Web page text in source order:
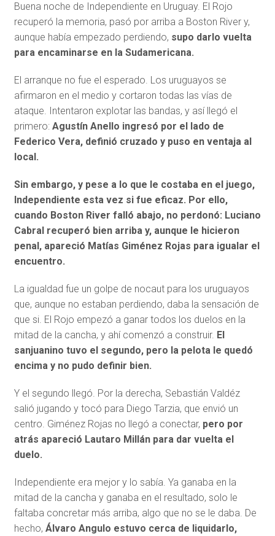
Buena noche de Independiente en Uruguay. El Rojo
recuperó la memoria, pasó por arriba a Boston River y,
aunque había empezado perdiendo, supo darlo vuelta
para encaminarse en la Sudamericana.
El arranque no fue el esperado. Los uruguayos se
afirmaron en el medio y cortaron todas las vías de
ataque. Intentaron explotar las bandas, y así llegó el
primero: Agustín Anello ingresó por el lado de
Federico Vera, definió cruzado y puso en ventaja al
local.
Sin embargo, y pese a lo que le costaba en el juego,
Independiente esta vez si fue eficaz. Por ello,
cuando Boston River falló abajo, no perdonó: Luciano
Cabral recuperó bien arriba y, aunque le hicieron
penal, apareció Matías Giménez Rojas para igualar el
encuentro.
La igualdad fue un golpe de nocaut para los uruguayos
que, aunque no estaban perdiendo, daba la sensación de
que si. El Rojo empezó a ganar todos los duelos en la
mitad de la cancha, y ahí comenzó a construir. El
sanjuanino tuvo el segundo, pero la pelota le quedó
encima y no pudo definir bien.
Y el segundo llegó. Por la derecha, Sebastián Valdéz
salió jugando y tocó para Diego Tarzia, que envió un
centro. Giménez Rojas no llegó a conectar, pero por
atrás apareció Lautaro Millán para dar vuelta el
duelo.
Independiente era mejor y lo sabía. Ya ganaba en la
mitad de la cancha y ganaba en el resultado, solo le
faltaba concretar más arriba, algo que no se le daba. De
hecho, Álvaro Angulo estuvo cerca de liquidarlo,